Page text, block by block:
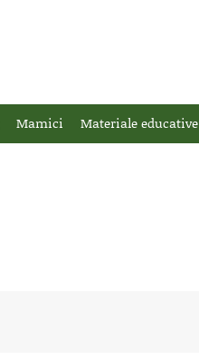
Mamici Materiale educative